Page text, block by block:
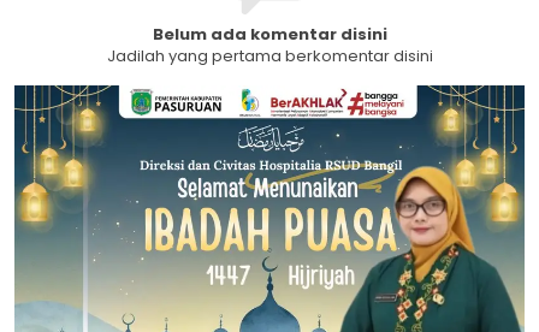
Belum ada komentar disini
Jadilah yang pertama berkomentar disini